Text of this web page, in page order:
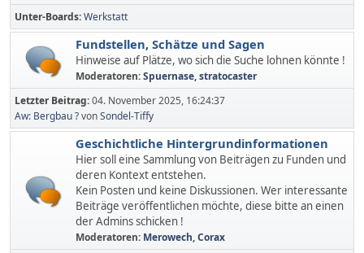
Unter-Boards Werkstatt
Fundstellen, Schätze und Sagen
Hinweise auf Plätze, wo sich die Suche lohnen könnte !
Moderatoren:Spuernase,stratocaster
Letzter Beitrag:04. November 2025, 16:24:37
Aw: Bergbau ?vonSondel-Tiffy
Geschichtliche Hintergrundinformationen
Hier soll eine Sammlung von Beiträgen zu Funden und
deren Kontext entstehen.
Kein Posten und keine Diskussionen. Wer interessante
Beiträge veröffentlichen möchte, diese bitte an einen
der Admins schicken !
Moderatoren: Merowech,Corax